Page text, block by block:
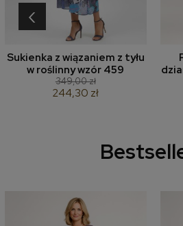
Sukienka z wiązaniem z tyłu
w roślinny wzór 459
349,00 zł
244,30 zł
‹